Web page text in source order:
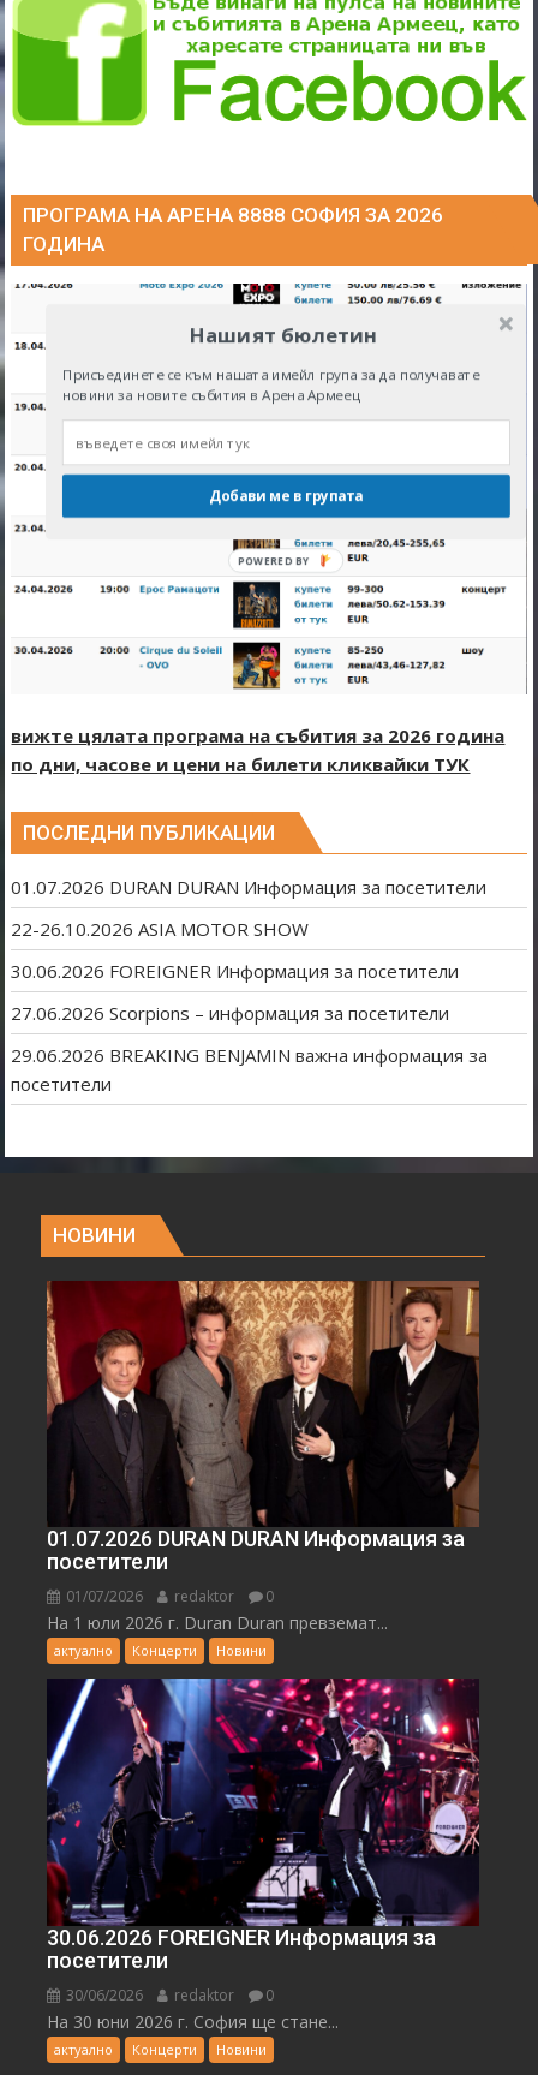
ПРОГРАМА НА АРЕНА 8888 СОФИЯ ЗА 2026
ГОДИНА
вижте цялата програма на събития за 2026 година
по дни, часове и цени на билети кликвайки ТУК
ПОСЛЕДНИ ПУБЛИКАЦИИ
01.07.2026 DURAN DURAN Информация за посетители
22-26.10.2026 ASIA MOTOR SHOW
30.06.2026 FOREIGNER Информация за посетители
27.06.2026 Scorpions – информация за посетители
29.06.2026 BREAKING BENJAMIN важна информация за
посетители
НОВИНИ
01.07.2026 DURAN DURAN Информация за
посетители
01/07/2026 redaktor 0
На 1 юли 2026 г. Duran Duran превземат...
актуално Концерти Новини
30.06.2026 FOREIGNER Информация за
посетители
30/06/2026 redaktor 0
На 30 юни 2026 г. София ще стане...
актуално Концерти Новини
Нашият бюлетин
Присъединете се към нашата имейл група за да получавате
новини за новите събития в Арена Армеец
Добави ме в групата